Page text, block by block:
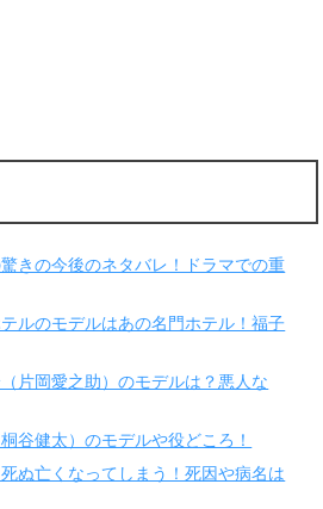
きの今後のネタバレ！ドラマでの重
ルのモデルはあの名門ホテル！福子
片岡愛之助）のモデルは？悪人な
谷健太）のモデルや役どころ！
ぬ亡くなってしまう！死因や病名は